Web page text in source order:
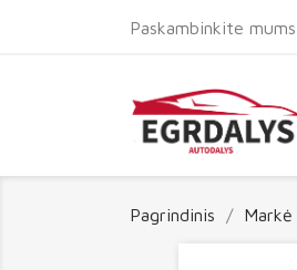
Paskambinkite
Pagrindinis Markė